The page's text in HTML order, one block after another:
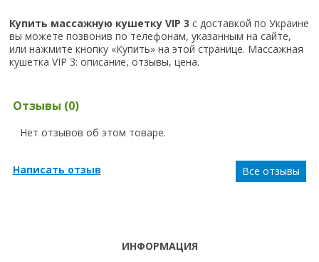
Купить массажную кушетку VIP 3 с доставкой по Украине
вы можете позвонив по телефонам, указанным на сайте,
или нажмите кнопку «Купить» на этой странице. Массажная
кушетка VIP 3: описание, отзывы, цена.
Отзывы (0)
Нет отзывов об этом товаре.
Написать отзыв Все отзывы
ИНФОРМАЦИЯ